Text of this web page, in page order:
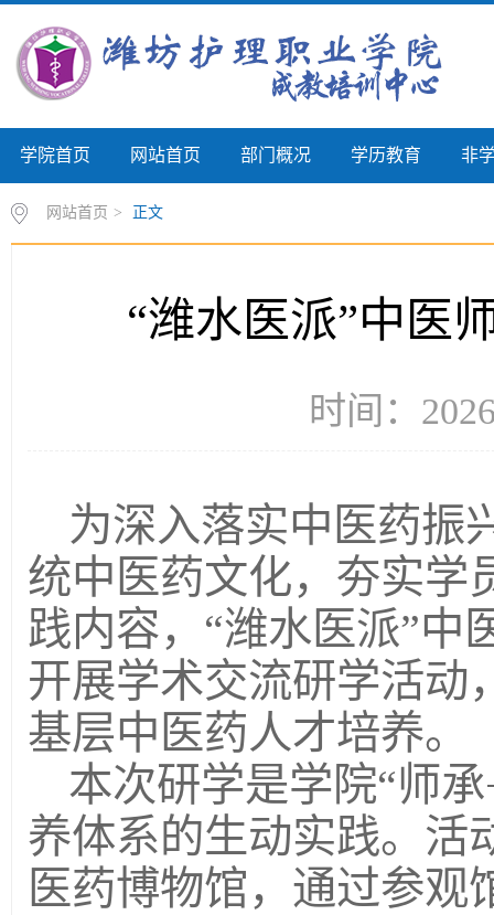
学院首页 网站首页 部门概况 学历教育 非
网站首页 > 正文
“潍水医派”中医
时间：
为深入落实中医药振
统中医药文化，夯实学
践内容，“潍水医派”中
开展学术交流研学活动
基层中医药人才培养。
本次研学是学院“师
养体系的生动实践。活
医药博物馆，通过参观